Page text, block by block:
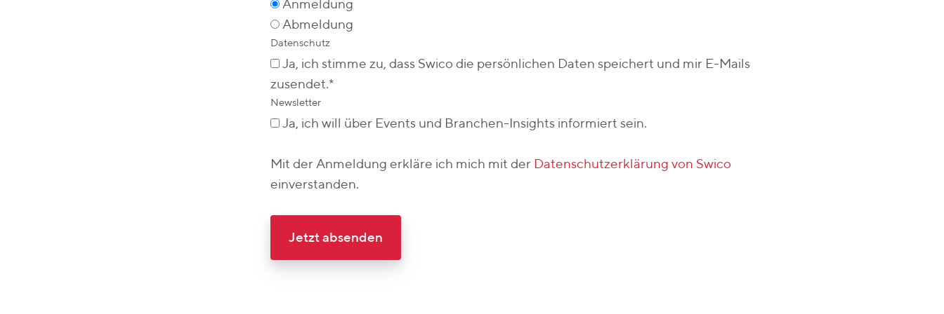
Anmeldung
Abmeldung
Datenschutz
Ja, ich stimme zu, dass Swico die persönlichen Daten speichert und mir E-Mails
zusendet.*
Newsletter
Ja, ich will über Events und Branchen-Insights informiert sein.
Mit der Anmeldung erkläre ich mich mit der Datenschutzerklärung von Swico
einverstanden.
Jetzt absenden